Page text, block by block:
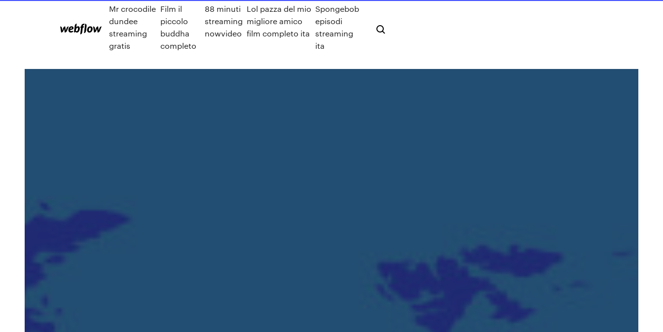
Mr crocodile
dundee
streaming
gratis
Film il
piccolo
buddha
completo
88 minuti
streaming
nowvideo
Lol pazza del mio
migliore amico
film completo ita
Spongebob
episodi
streaming
ita